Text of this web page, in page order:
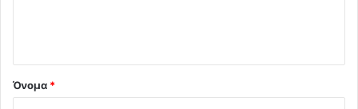
*
Όνομα *